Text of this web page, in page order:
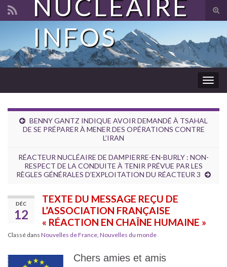
Search for:
NUCLÉAIRE
INFOS
BENNY GANTZ INDIQUE AVOIR DEMANDÉ À TSAHAL
DE SE PRÉPARER À MENER DES OPÉRATIONS CONTRE
L’IRAN
RÉACTEUR NUCLÉAIRE DE DAMPIERRE-EN-BURLY : NON-
RESPECT DE LA CONDUITE À TENIR PRÉVUE PAR LES
RÈGLES GÉNÉRALES D’EXPLOITATION DU RÉACTEUR 3
DÉC
12
TEXTE DU MESSAGE REÇU DE
L’ASSOCIATION FRANÇAISE
« RÉACTION EN CHAÎNE HUMAINE »
Classé dans Nouvelles de France, Nouvelles du monde
Chers amies et amis